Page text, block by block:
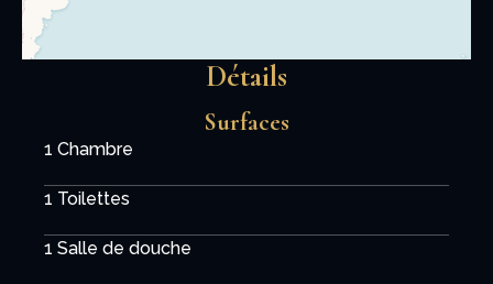
Détails
Surfaces
1 Chambre
1 Toilettes
1 Salle de douche